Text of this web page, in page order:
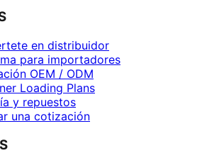
en distribuidor
para importadores
OEM / ODM
Loading Plans
y repuestos
una cotización